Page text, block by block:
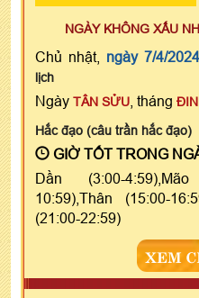
NGÀY KHÔNG XẤU
Chủ nhật, ngày 7/4/2024
lịch
Ngày TÂN SỬU , tháng
Hắc đạo (câu trần hắc đạo)
GIỜ TỐT TRONG
Dần (3:00-
10:59),Thân (15:00-
(21:00-22:59)
XEM